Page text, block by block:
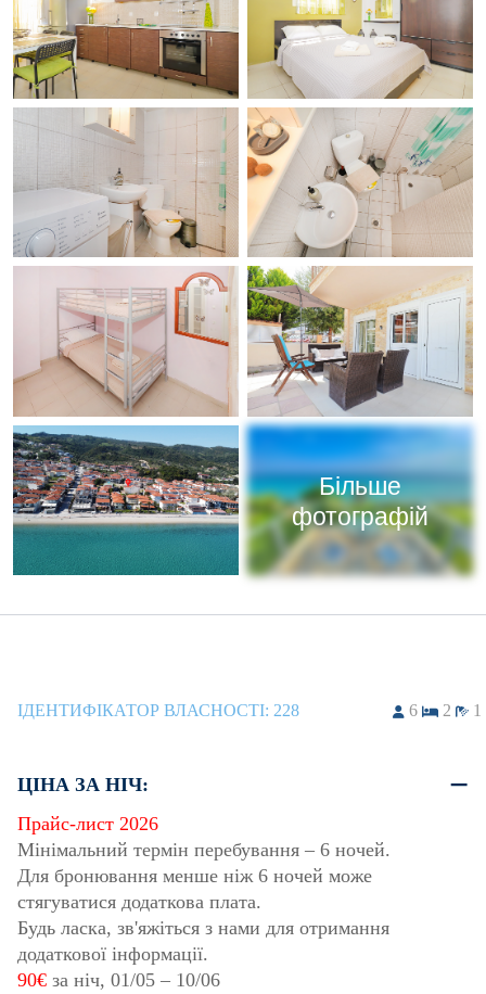
Більше
фотографій
ІДЕНТИФІКАТОР ВЛАСНОСТІ: 228 6 2 1
ЦІНА ЗА НІЧ:
Прайс-лист 2026
Мінімальний термін перебування – 6 ночей.
Для бронювання менше ніж 6 ночей може
стягуватися додаткова плата.
Будь ласка, зв'яжіться з нами для отримання
додаткової інформації.
90€ за ніч, 01/05 – 10/06